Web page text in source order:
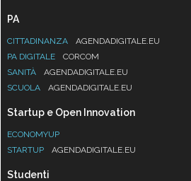
PA
CITTADINANZA
AGENDADIGITALE.EU
PA DIGITALE
CORCOM
SANITÀ
AGENDADIGITALE.EU
SCUOLA
AGENDADIGITALE.EU
Startup e Open Innovation
ECONOMYUP
STARTUP
AGENDADIGITALE.EU
Studenti